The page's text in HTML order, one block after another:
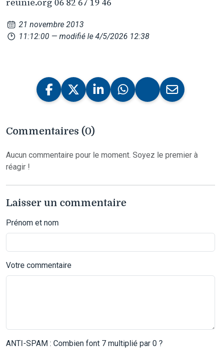
21 novembre 2013
11:12:00 — modifié le 4/5/2026 12:38
Commentaires (0)
Aucun commentaire pour le moment. Soyez le premier à
réagir !
Laisser un commentaire
Prénom et nom
Votre commentaire
ANTI-SPAM : Combien font 7 multiplié par 0 ?